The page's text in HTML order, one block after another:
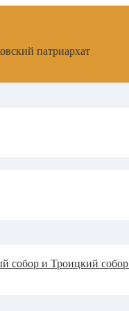
патриархат
собор и Троицкий собор